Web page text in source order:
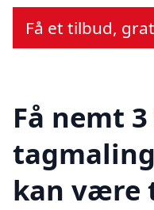
Få et tilbud,
Få nemt
kan være